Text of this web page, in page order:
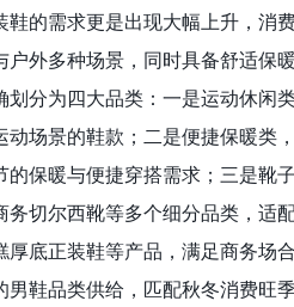
鞋的需求更是出现大幅上升，消
户外多种场景，同时具备舒适保
划分为四大品类：一是运动休闲
动场景的鞋款；二是便捷保暖类
的保暖与便捷穿搭需求；三是靴
务切尔西靴等多个细分品类，适
厚底正装鞋等产品，满足商务场
男鞋品类供给，匹配秋冬消费旺